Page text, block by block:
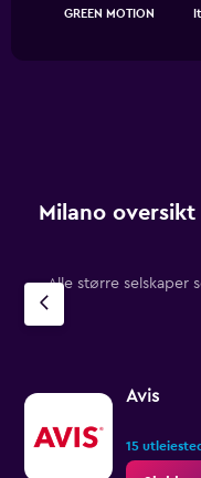
chart
The
1
Y
axis
to
3.6.
GREEN MOTION
Milano
Alle større selskaper
Avis
15